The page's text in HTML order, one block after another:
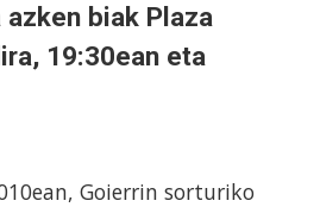
biak Plaza
19:30ean eta
Goierrin sorturiko